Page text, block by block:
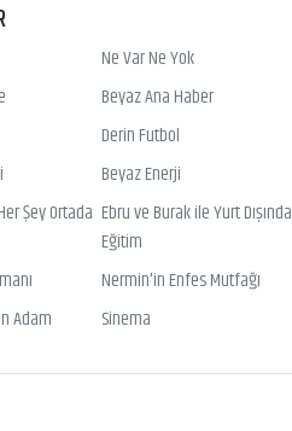
Ne Var Ne Yok
Beyaz Ana Haber
Derin Futbol
Beyaz Enerji
Şey Ortada Ebru ve Burak ile Yurt Dışında
Eğitim
Nermin'in Enfes Mutfağı
Adam
Sinema